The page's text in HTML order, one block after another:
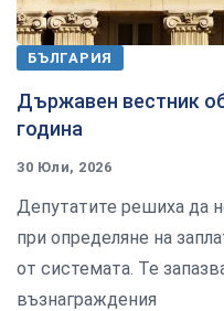
БЪЛГАРИЯ
Държавен вестник
година
30 Юли, 2026
Депутатите решиха да
при определяне на
от системата. Те
възнаграждения